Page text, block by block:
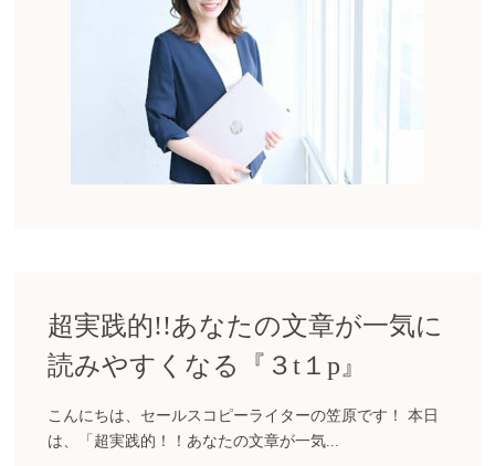
超実践的!!あなたの文章が一気に
読みやすくなる『３t１p』
こんにちは、セールスコピーライターの笠原です！ 本日
は、「超実践的！！あなたの文章が一気...